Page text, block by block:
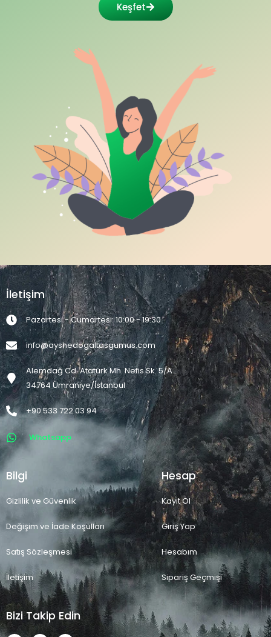
Keşfet
İletişim
Pazartesi - Cumartesi: 10:00 - 19:30
info@ayshedogaltasgumus.com
Alemdağ Cd. Atatürk Mh. Nefis Sk. 5/A
34764 Ümraniye/İstanbul
+90 533 722 03 94
Whatsapp
Bilgi
Gizlilik ve Güvenlik
Değişim ve İade Koşulları
Satış Sözleşmesi
İletişim
Hesap
Kayıt Ol
Giriş Yap
Hesabım
Sipariş Geçmişi
Bizi Takip Edin